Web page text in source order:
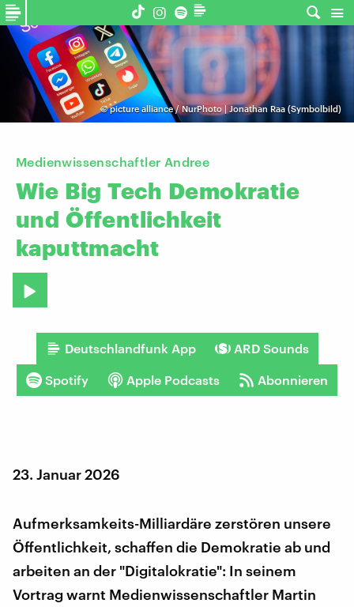
©picture alliance / NurPhoto | Jonathan Raa (Symbolbild)
Medienwissenschaftler Andree
Wie Big Tech Demokratie
und Öffentlichkeit
kaputtmacht
Deutschlandfunk App ARD Sounds
Spotify Apple Podcasts Abonnieren
23. Januar 2026
Aufmerksamkeits-Milliardäre zerstören unsere
Öffentlichkeit, schaffen die Demokratie ab und
arbeiten an der "Digitalokratie": In seinem
Vortrag warnt Medienwissenschaftler Martin